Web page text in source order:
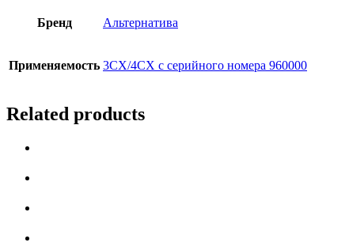
Бренд Альтернатива
Применяемость 3СX/4CX с серийного номера 960000
Related products